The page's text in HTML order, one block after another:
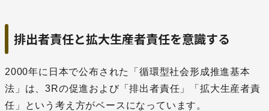
排出者責任と拡大生産者責任を意識する
2000年に日本で公布された「循環型社会形成推進基本
法」は、3Rの促進および「排出者責任」「拡大生産者責
任」という考え方がベースになっています。